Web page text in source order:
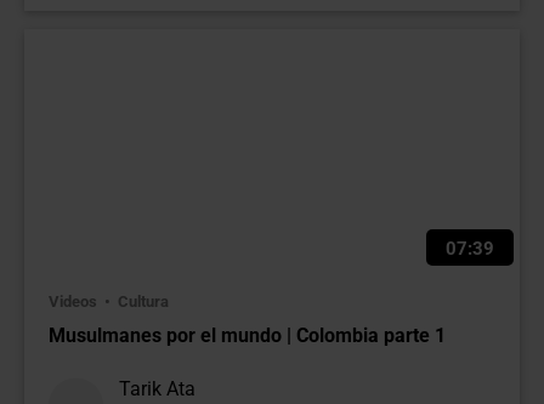
07:39
Videos Cultura
Musulmanes por el mundo | Colombia parte 1
Tarik Ata